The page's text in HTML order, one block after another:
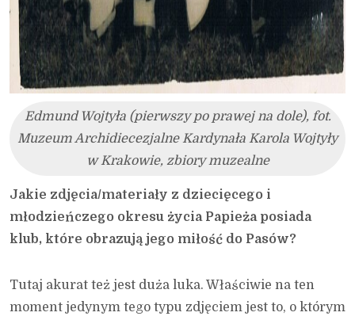
Edmund Wojtyła (pierwszy po prawej na dole), fot.
Muzeum Archidiecezjalne Kardynała Karola Wojtyły
w Krakowie, zbiory muzealne
Jakie zdjęcia/materiały z dziecięcego i
młodzieńczego okresu życia Papieża posiada
klub, które obrazują jego miłość do Pasów?
Tutaj akurat też jest duża luka. Właściwie na ten
moment jedynym tego typu zdjęciem jest to, o którym